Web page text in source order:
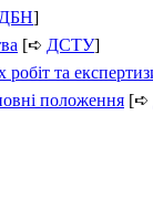
ДБН]
[➪ ДСТУ]
та
положення [➪